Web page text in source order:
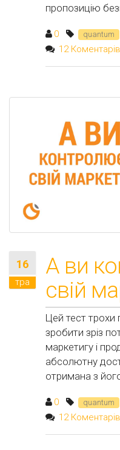
пропозицію
0 quantum
12 Коментарів
16
тра
А ви
свій
Цей тест трохи
зробити зріз
маркетигу і
абсолютну
отримана з
0 quantum
12 Коментарів